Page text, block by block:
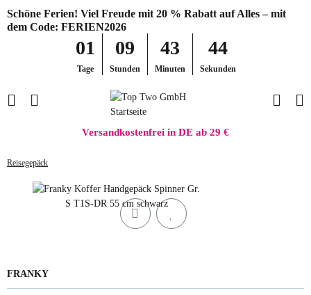
Schöne Ferien! Viel Freude mit 20 % Rabatt auf Alles – mit
dem Code: FERIEN2026
01
Tage
09
Stunden
43
Minuten
44
Sekunden
Versandkostenfrei in DE ab 29 €
Reisegepäck
FRANKY